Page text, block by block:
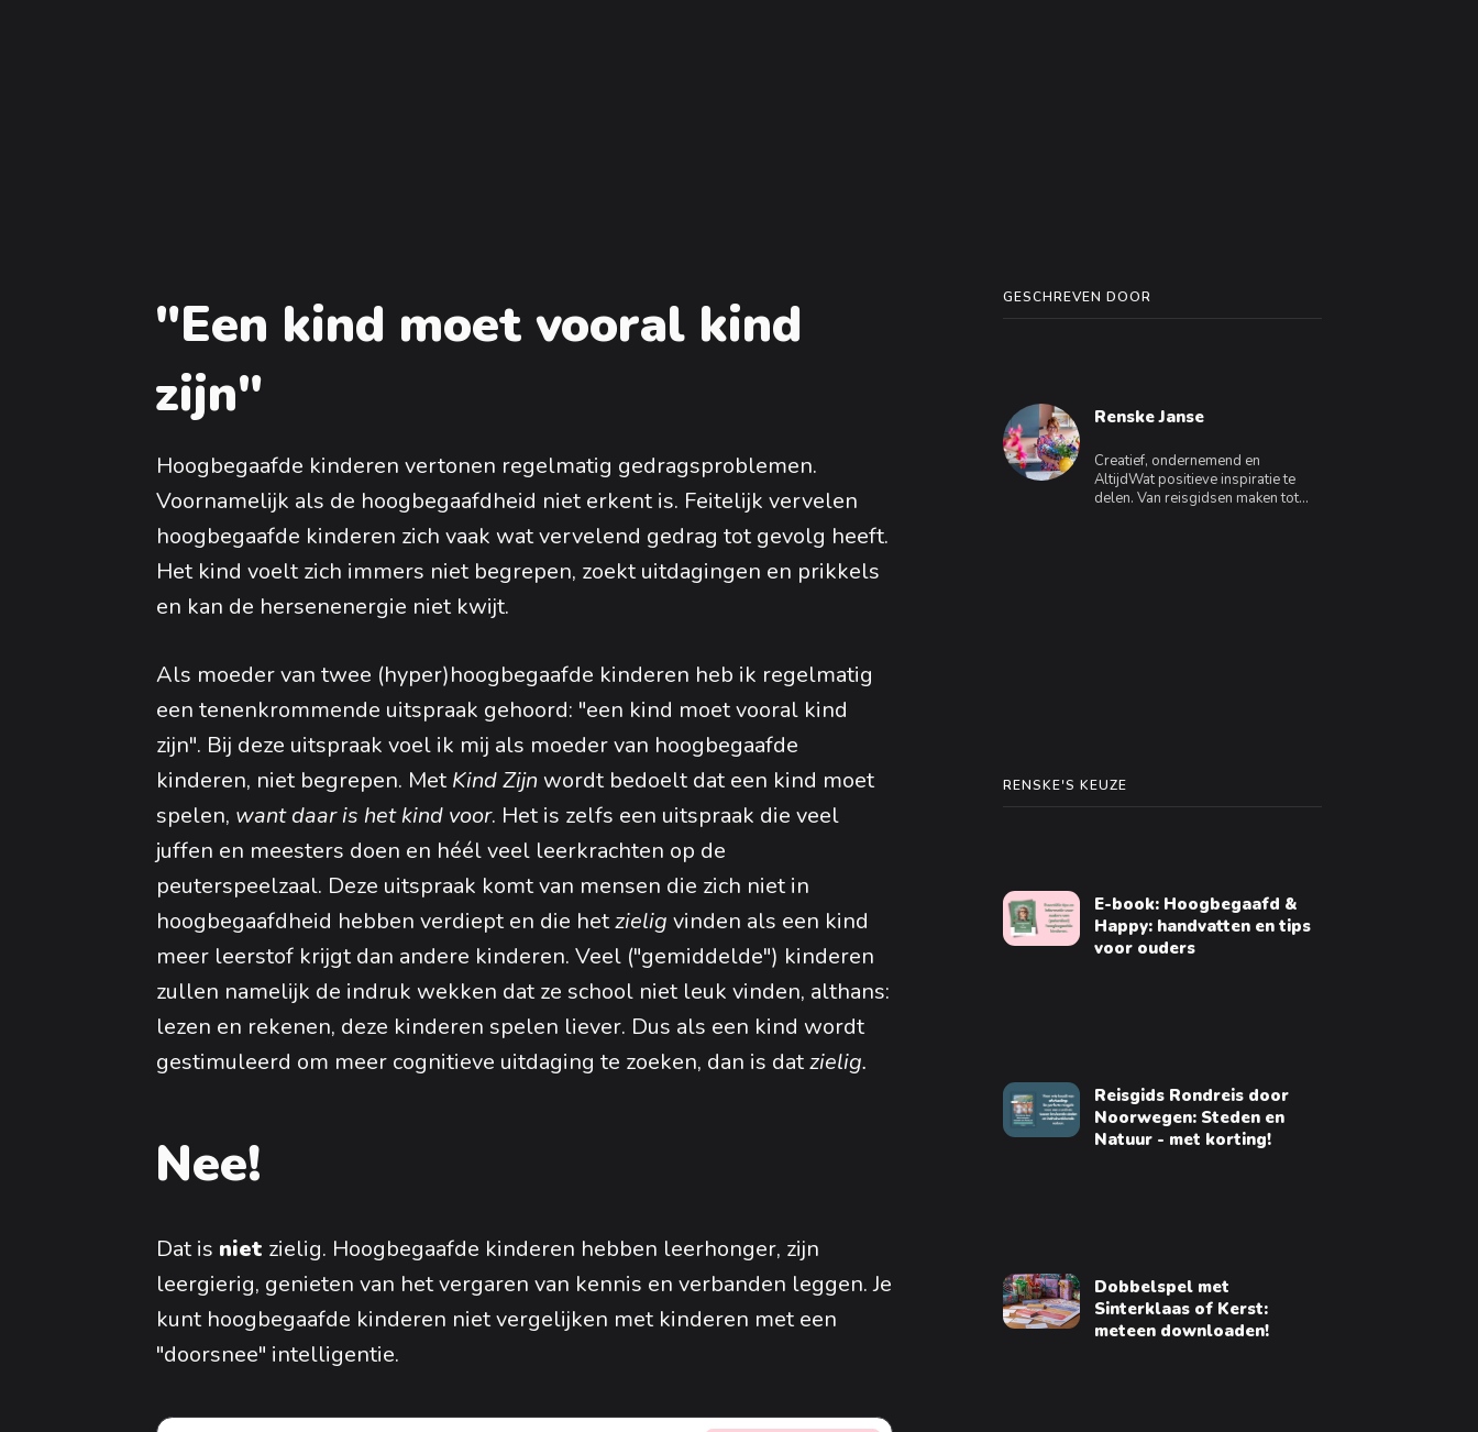
GESCHREVEN DOOR
Renske Janse
Creatief, ondernemend en
AltijdWat positieve inspiratie te
delen. Van reisgidsen maken tot
RENSKE'S KEUZE
E-book: Hoogbegaafd &
Happy: handvatten en tips
voor ouders
Reisgids Rondreis door
Noorwegen: Steden en
Natuur - met korting!
Dobbelspel met
Sinterklaas of Kerst:
meteen downloaden!
"Een kind moet vooral kind
zijn"
Hoogbegaafde kinderen vertonen regelmatig gedragsproblemen.
Voornamelijk als de hoogbegaafdheid niet erkent is. Feitelijk vervelen
hoogbegaafde kinderen zich vaak wat vervelend gedrag tot gevolg heeft.
Het kind voelt zich immers niet begrepen, zoekt uitdagingen en prikkels
en kan de hersenenergie niet kwijt.
Als moeder van twee (hyper)hoogbegaafde kinderen heb ik regelmatig
een tenenkrommende uitspraak gehoord: "een kind moet vooral kind
zijn". Bij deze uitspraak voel ik mij als moeder van hoogbegaafde
kinderen, niet begrepen. Met Kind Zijn wordt bedoelt dat een kind moet
spelen, want daar is het kind voor. Het is zelfs een uitspraak die veel
juffen en meesters doen en héél veel leerkrachten op de
peuterspeelzaal. Deze uitspraak komt van mensen die zich niet in
hoogbegaafdheid hebben verdiept en die hetzielig vinden als een kind
meer leerstof krijgt dan andere kinderen. Veel ("gemiddelde") kinderen
zullen namelijk de indruk wekken dat ze school niet leuk vinden, althans:
lezen en rekenen, deze kinderen spelen liever. Dus als een kind wordt
gestimuleerd om meer cognitieve uitdaging te zoeken, dan is datzielig.
Nee!
Dat is niet zielig. Hoogbegaafde kinderen hebben leerhonger, zijn
leergierig, genieten van het vergaren van kennis en verbanden leggen. Je
kunt hoogbegaafde kinderen niet vergelijken met kinderen met een
"doorsnee" intelligentie.